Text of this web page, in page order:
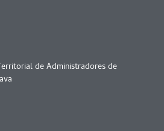
de Administradores de